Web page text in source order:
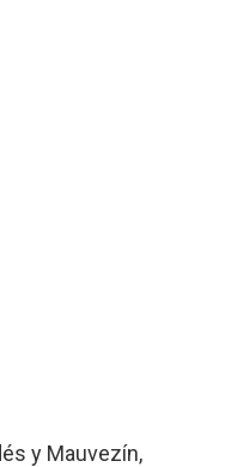
y Mauvezín,